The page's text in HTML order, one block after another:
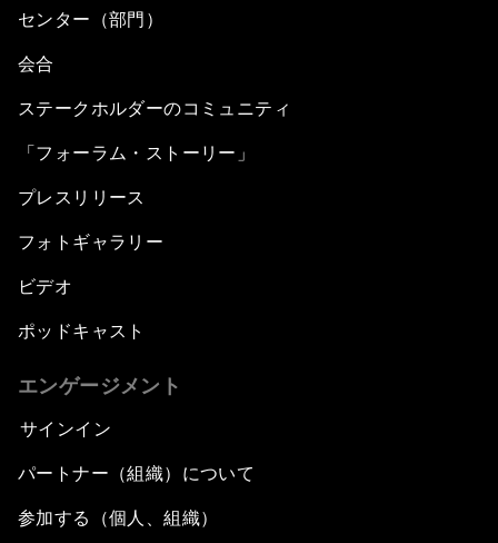
センター（部門）
会合
ステークホルダーのコミュニティ
「フォーラム・ストーリー」
プレスリリース
フォトギャラリー
ビデオ
ポッドキャスト
エンゲージメント
サインイン
パートナー（組織）について
参加する（個人、組織）